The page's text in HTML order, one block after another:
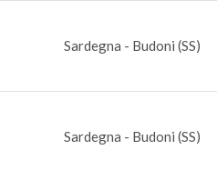
Sardegna - Budoni (SS)
Sardegna - Budoni (SS)